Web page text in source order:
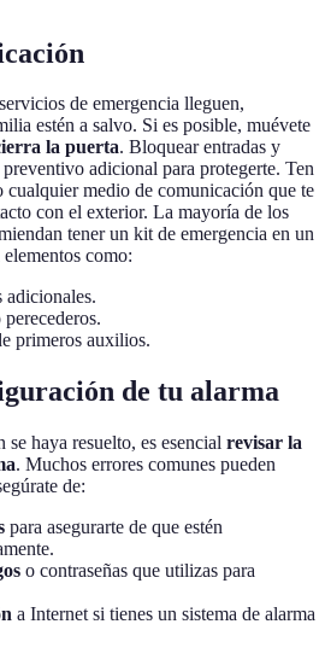
de emergencia lleguen,
estén a salvo. Si es posible, muévete
la puerta. Bloquear entradas y
adicional para protegerte. Ten
medio de comunicación que te
con el exterior. La mayoría de los
tener un kit de emergencia en un
como:
adicionales.
primeros auxilios.
de tu alarma
haya resuelto, es esencial revisar la
. Muchos errores comunes pueden
de:
para asegurarte de que estén
o contraseñas que utilizas para
a Internet si tienes un sistema de alarma